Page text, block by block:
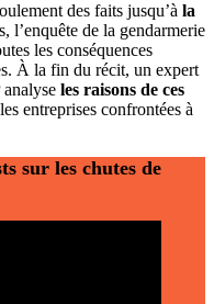
des faits jusqu’à la
l’enquête de la gendarmerie
les conséquences
À la fin du récit, un expert
les raisons de ces
entreprises confrontées à
sur les chutes de